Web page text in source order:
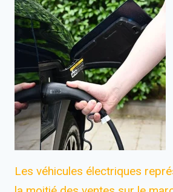
Les véhicules électriques